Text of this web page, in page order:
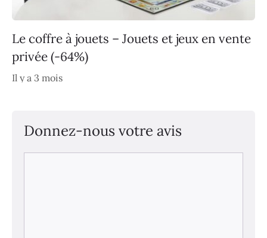
Le coffre à jouets – Jouets et jeux en vente
privée (-64%)
Il y a 3 mois
Donnez-nous votre avis